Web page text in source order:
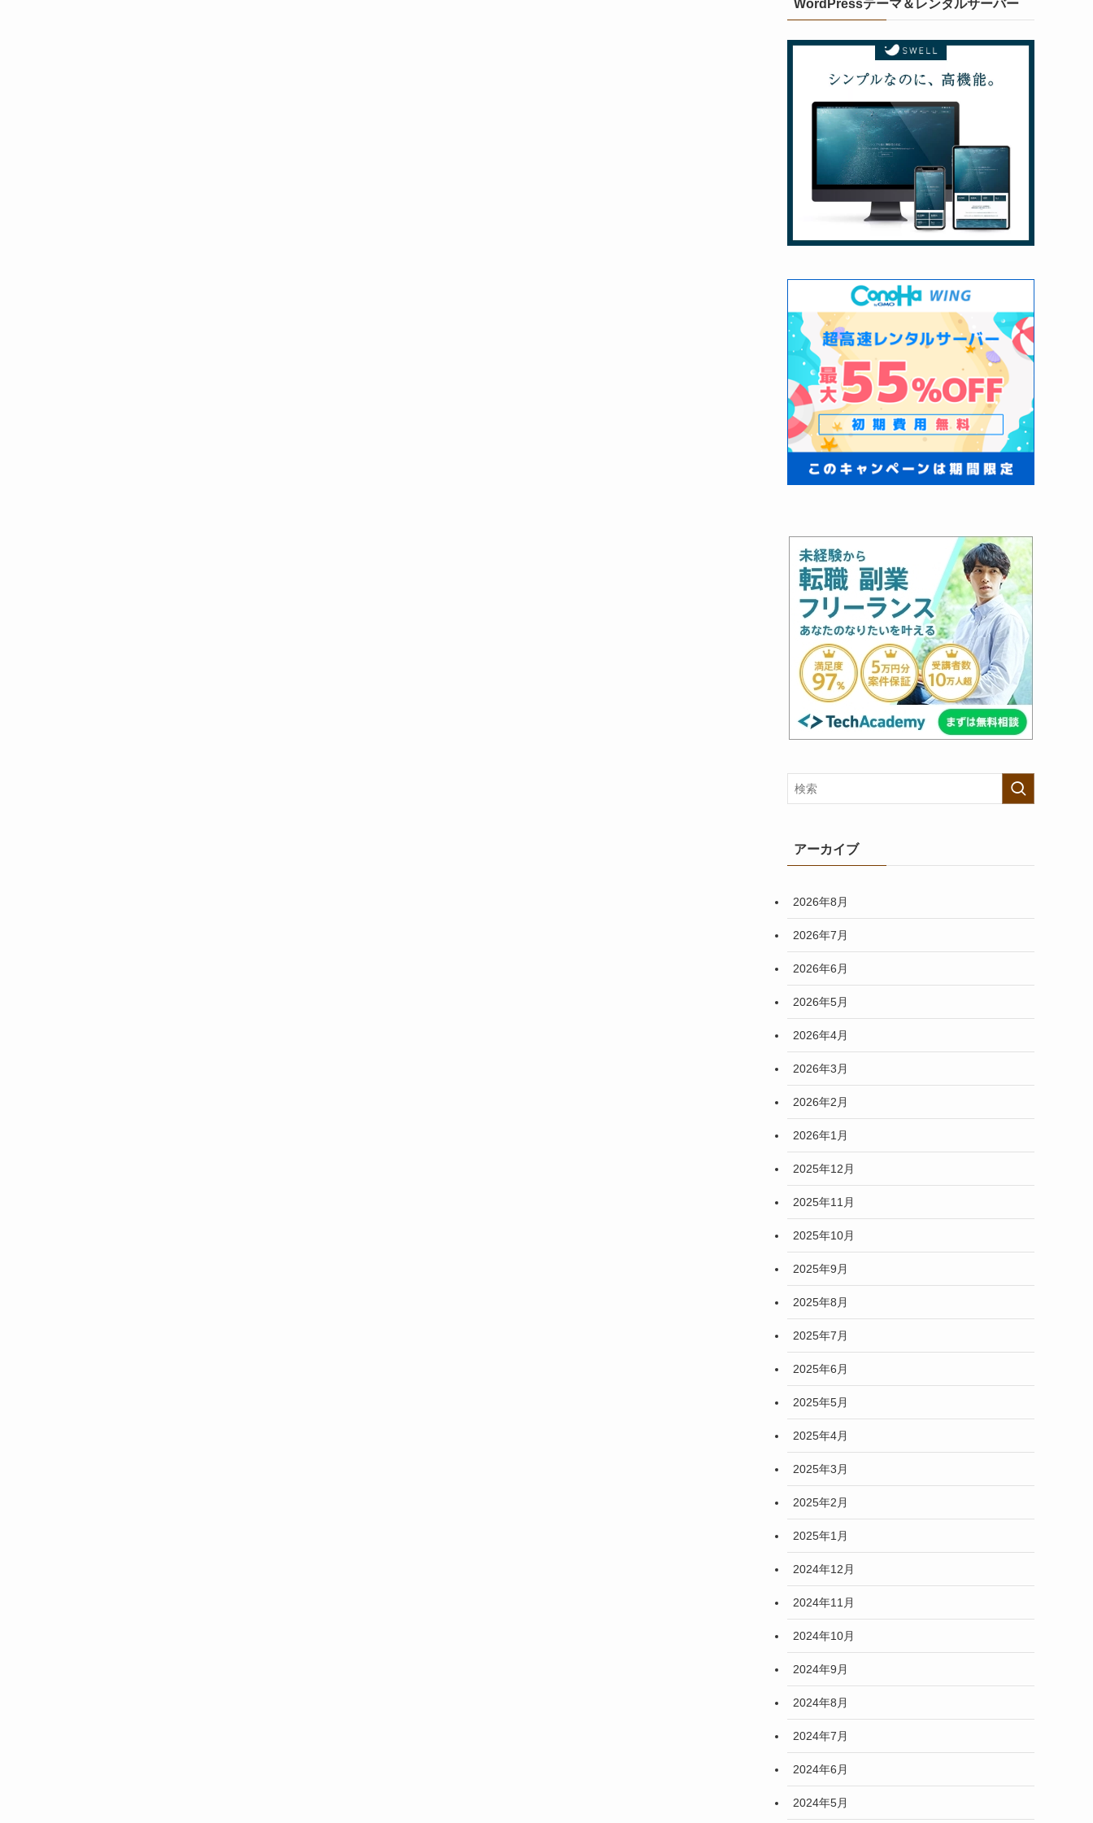
WordPressテーマ＆レンタルサーバー
アーカイブ
2026年8月
2026年7月
2026年6月
2026年5月
2026年4月
2026年3月
2026年2月
2026年1月
2025年12月
2025年11月
2025年10月
2025年9月
2025年8月
2025年7月
2025年6月
2025年5月
2025年4月
2025年3月
2025年2月
2025年1月
2024年12月
2024年11月
2024年10月
2024年9月
2024年8月
2024年7月
2024年6月
2024年5月